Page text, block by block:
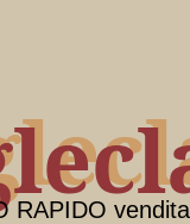
RAPIDO